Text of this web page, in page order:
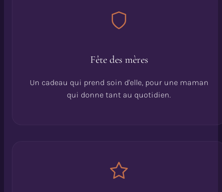
Fête des mères
Un cadeau qui prend soin d'elle, pour une maman
qui donne tant au quotidien.